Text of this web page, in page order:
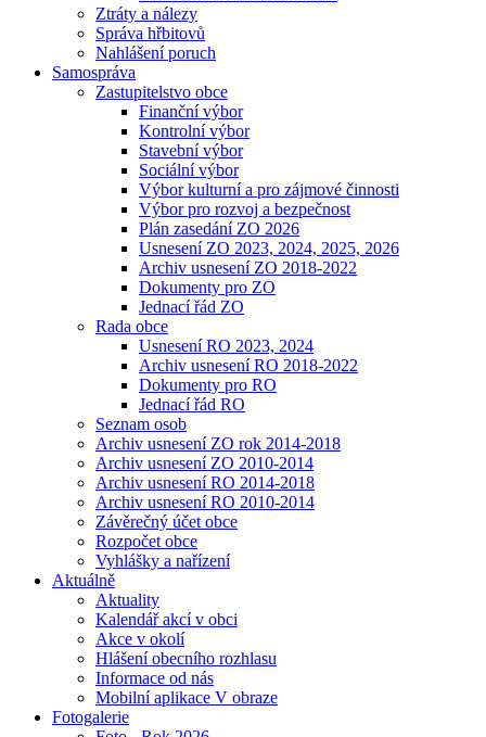
Ztráty a nálezy
Správa hřbitovů
Nahlášení poruch
Samospráva
Zastupitelstvo obce
Finanční výbor
Kontrolní výbor
Stavební výbor
Sociální výbor
Výbor kulturní a pro zájmové činnosti
Výbor pro rozvoj a bezpečnost
Plán zasedání ZO 2026
Usnesení ZO 2023, 2024, 2025, 2026
Archiv usnesení ZO 2018-2022
Dokumenty pro ZO
Jednací řád ZO
Rada obce
Usnesení RO 2023, 2024
Archiv usnesení RO 2018-2022
Dokumenty pro RO
Jednací řád RO
Seznam osob
Archiv usnesení ZO rok 2014-2018
Archiv usnesení ZO 2010-2014
Archiv usnesení RO 2014-2018
Archiv usnesení RO 2010-2014
Závěrečný účet obce
Rozpočet obce
Vyhlášky a nařízení
Aktuálně
Aktuality
Kalendář akcí v obci
Akce v okolí
Hlášení obecního rozhlasu
Informace od nás
Mobilní aplikace V obraze
Fotogalerie